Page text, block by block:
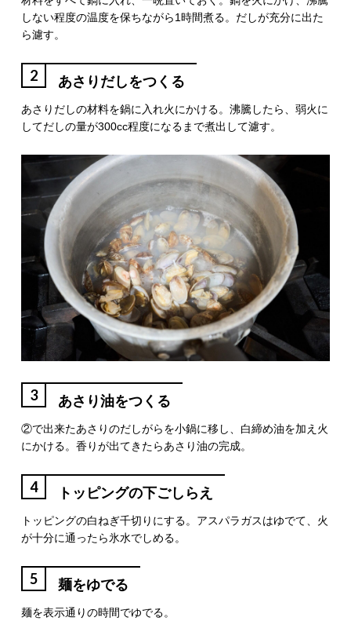
しない程度の温度を保ちながら1時間煮る。だしが充分に出た
ら濾す。
2 あさりだしをつくる
あさりだしの材料を鍋に入れ火にかける。沸騰したら、弱火に
してだしの量が300cc程度になるまで煮出して濾す。
3 あさり油をつくる
②で出来たあさりのだしがらを小鍋に移し、白締め油を加え火
にかける。香りが出てきたらあさり油の完成。
4 トッピングの下ごしらえ
トッピングの白ねぎ千切りにする。アスパラガスはゆでて、火
が十分に通ったら氷水でしめる。
5 麺をゆでる
麺を表示通りの時間でゆでる。